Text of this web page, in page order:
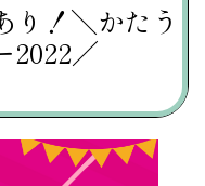
り！＼かたう
2022／